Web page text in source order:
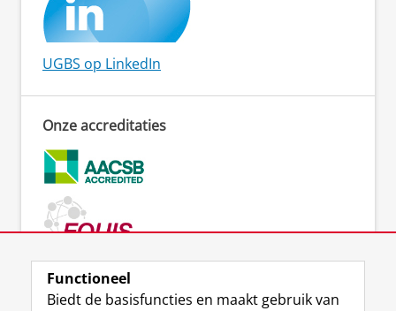
UGBS op LinkedIn
Onze accreditaties
Functioneel
Biedt de basisfuncties en maakt gebruik van